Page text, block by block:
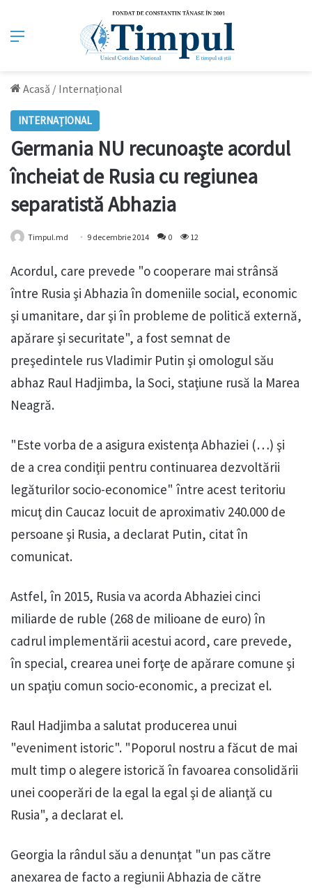
Meniu
Acasă / Internațional
INTERNAȚIONAL
Germania NU recunoaşte acordul
încheiat de Rusia cu regiunea
separatistă Abhazia
Timpul.md 9 decembrie 2014 0 12
Acordul, care prevede "o cooperare mai strânsă
între Rusia şi Abhazia în domeniile social, economic
şi umanitare, dar şi în probleme de politică externă,
apărare şi securitate", a fost semnat de
preşedintele rus Vladimir Putin şi omologul său
abhaz Raul Hadjimba, la Soci, staţiune rusă la Marea
Neagră.
"Este vorba de a asigura existenţa Abhaziei (…) şi
de a crea condiţii pentru continuarea dezvoltării
legăturilor socio-economice" între acest teritoriu
micuţ din Caucaz locuit de aproximativ 240.000 de
persoane şi Rusia, a declarat Putin, citat în
comunicat.
Astfel, în 2015, Rusia va acorda Abhaziei cinci
miliarde de ruble (268 de milioane de euro) în
cadrul implementării acestui acord, care prevede,
în special, crearea unei forţe de apărare comune şi
un spaţiu comun socio-economic, a precizat el.
Raul Hadjimba a salutat producerea unui
"eveniment istoric". "Poporul nostru a făcut de mai
mult timp o alegere istorică în favoarea consolidării
unei cooperări de la egal la egal şi de alianţă cu
Rusia", a declarat el.
Georgia la rândul său a denunţat "un pas către
anexarea de facto a regiunii Abhazia de către